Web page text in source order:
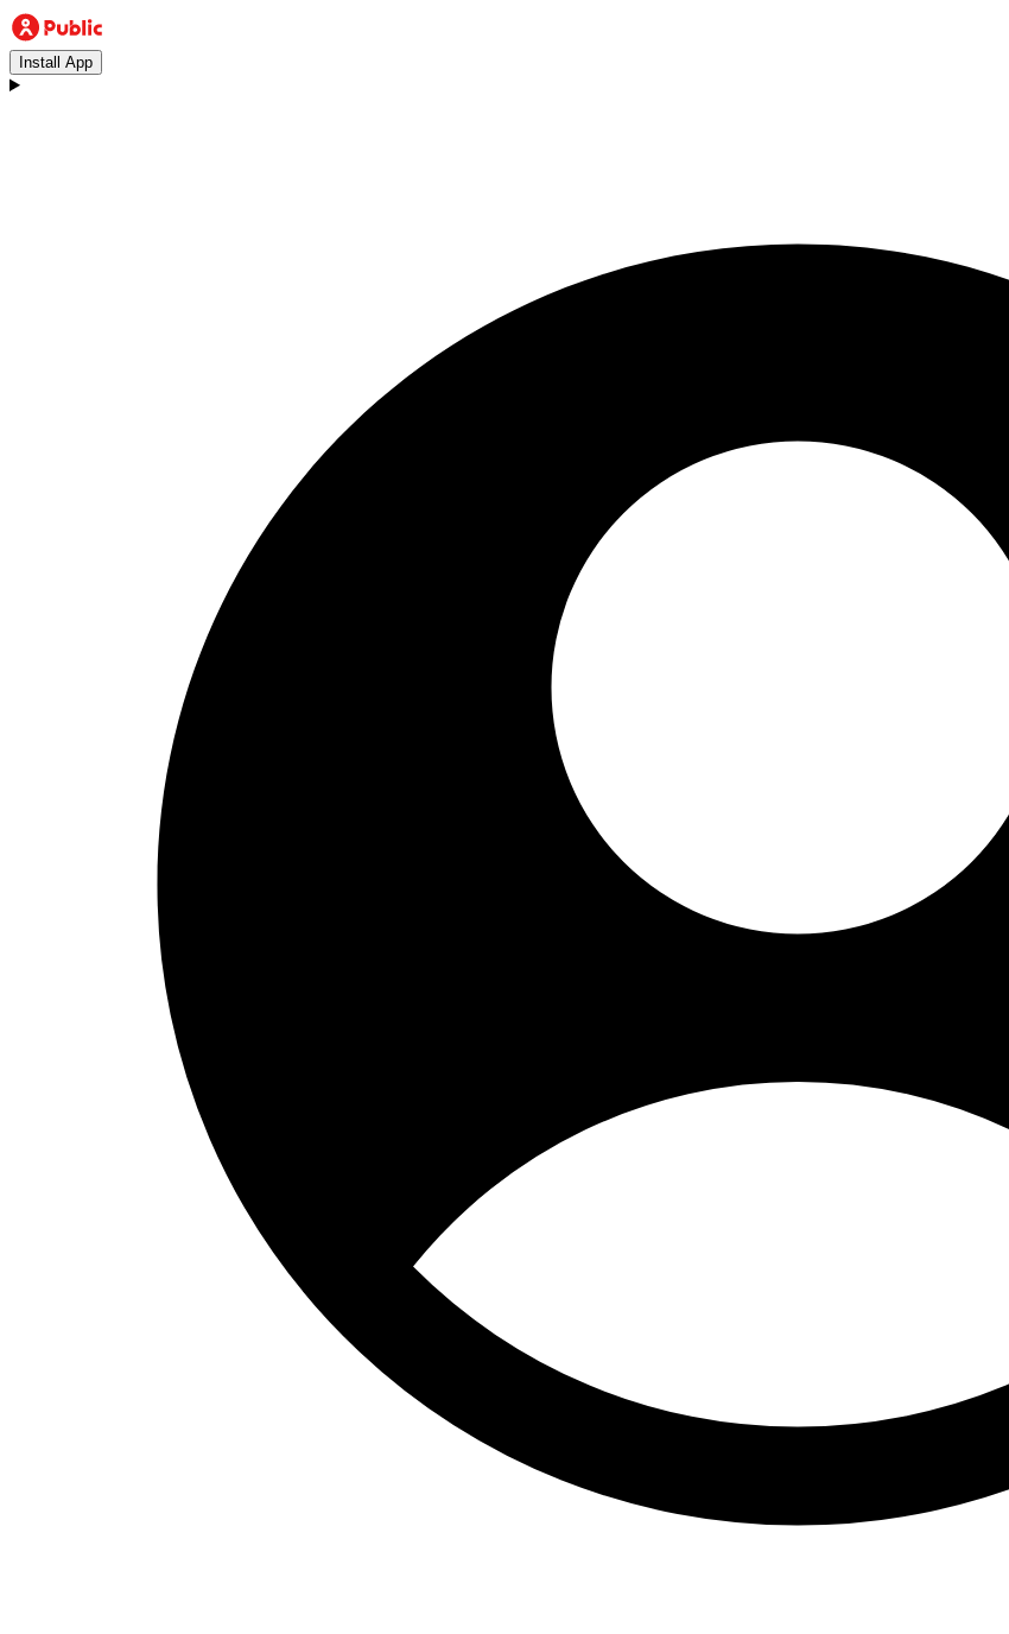
Install App